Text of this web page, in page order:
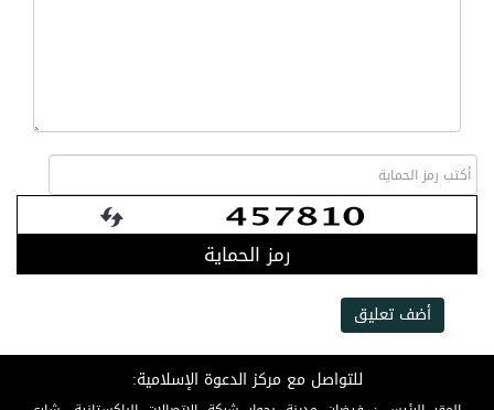
رمز الحماية
أضف تعليق
للتواصل مع مركز الدعوة الإسلامية: